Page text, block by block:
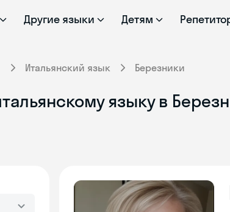
Другие языки Детям
Итальянский язык Березники
языку в